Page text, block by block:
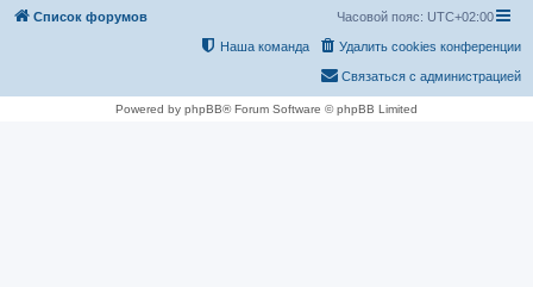
Список форумов Часовой пояс: UTC+02:00
Удалить cookies конференции
Наша команда
Связаться с администрацией
Powered by phpBB® Forum Software © phpBB Limited